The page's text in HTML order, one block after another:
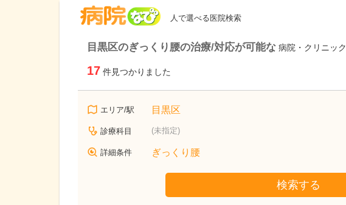
人で選べる医院検索
目黒区のぎっくり腰の治療/対応が可能な 病院・クリニック
17 件見つかりました
エリア/駅 目黒区
診療科目 (未指定)
詳細条件 ぎっくり腰
検索する